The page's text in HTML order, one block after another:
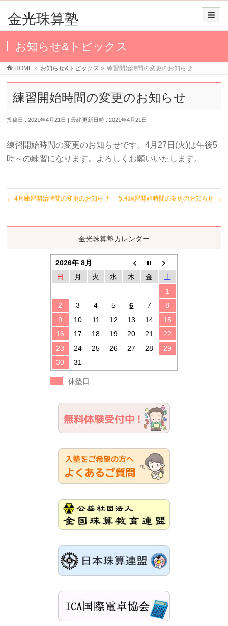
金光珠算塾
お知らせ&トピックス
HOME » お知らせ&トピックス » 練習開始時間の変更のお知らせ
練習開始時間の変更のお知らせ
投稿日 : 2021年4月21日 最終更新日時 : 2021年4月21日
練習開始時間の変更のお知らせです。4月27日(火)は午後5
時～の練習になります。よろしくお願いいたします。
← 4月練習開始時間の変更のお知らせ 5月練習開始時間の変更のお知らせ →
金光珠算塾カレンダー
2026年 8月
日
月 火 水 木 金
土
1
2
3 4 5 6 7
8
9
10 11 12 13 14
15
16
17 18 19 20 21
22
23
24 25 26 27 28
29
30
31
休塾日